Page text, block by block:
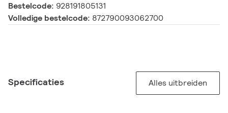
Bestelcode: 928191805131
Volledige bestelcode: 872790093062700
Specificaties Alles uitbreiden